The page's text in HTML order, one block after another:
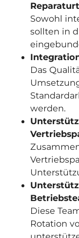
Sowohl
sollten in
Das
werden.
Diese
Rotation